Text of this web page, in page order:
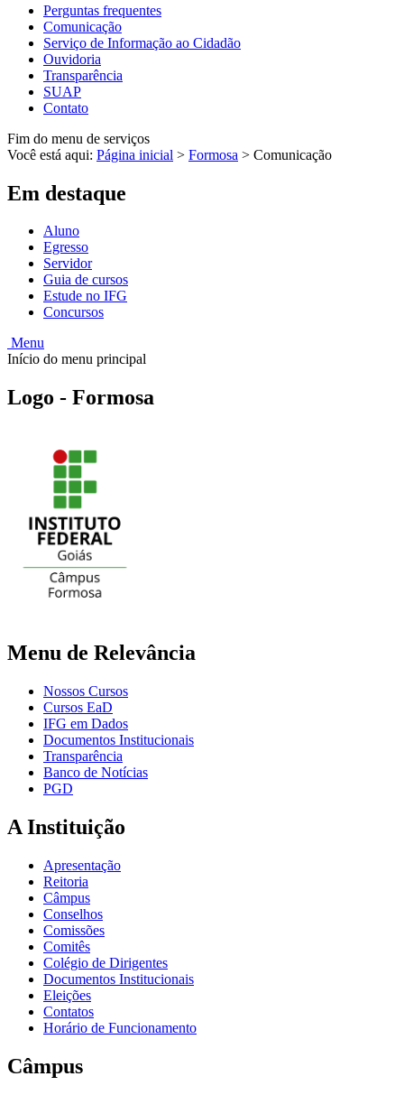
Perguntas frequentes
Comunicação
Serviço de Informação ao Cidadão
Ouvidoria
Transparência
SUAP
Contato
Fim do menu de serviços
Você está aqui: Página inicial > Formosa > Comunicação
Em destaque
Aluno
Egresso
Servidor
Guia de cursos
Estude no IFG
Concursos
Menu
Início do menu principal
Logo - Formosa
Menu de Relevância
Nossos Cursos
Cursos EaD
IFG em Dados
Documentos Institucionais
Transparência
Banco de Notícias
PGD
A Instituição
Apresentação
Reitoria
Câmpus
Conselhos
Comissões
Comitês
Colégio de Dirigentes
Documentos Institucionais
Eleições
Contatos
Horário de Funcionamento
Câmpus